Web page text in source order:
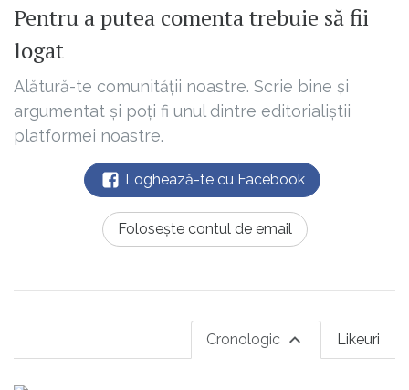
Pentru a putea comenta trebuie să fii
logat
Alătură-te comunității noastre. Scrie bine și
argumentat și poți fi unul dintre editorialiștii
platformei noastre.
Loghează-te cu Facebook
Folosește contul de email
Likeuri
Cronologic